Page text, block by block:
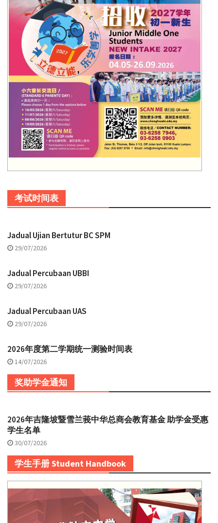
考试时间表
Jadual Ujian Bertutur BC SPM
29/07/2026
Jadual Percubaan UBBI
29/07/2026
Jadual Percubaan UAS
29/07/2026
2026年度第二学期统一测验时间表
14/07/2026
奖助学金通知
2026年吉隆坡暨雪兰莪中华总商会教育基金 助学金受惠
学生名单
30/07/2026
学生手册 Student Handbook